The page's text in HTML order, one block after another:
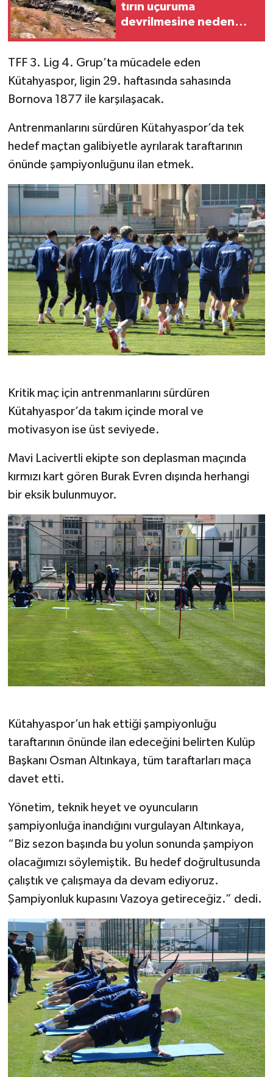
tırın uçuruma
devrilmesine neden
TFF 3. Lig 4. Grup’ta mücadele eden
Kütahyaspor, ligin 29. haftasında sahasında
Bornova 1877 ile karşılaşacak.
Antrenmanlarını sürdüren Kütahyaspor’da tek
hedef maçtan galibiyetle ayrılarak taraftarının
önünde şampiyonluğunu ilan etmek.
Kritik maç için antrenmanlarını sürdüren
Kütahyaspor’da takım içinde moral ve
motivasyon ise üst seviyede.
Mavi Lacivertli ekipte son deplasman maçında
kırmızı kart gören Burak Evren dışında herhangi
bir eksik bulunmuyor.
Kütahyaspor’un hak ettiği şampiyonluğu
taraftarının önünde ilan edeceğini belirten Kulüp
Başkanı Osman Altınkaya, tüm taraftarları maça
davet etti.
Yönetim, teknik heyet ve oyuncuların
şampiyonluğa inandığını vurgulayan Altınkaya,
“Biz sezon başında bu yolun sonunda şampiyon
olacağımızı söylemiştik. Bu hedef doğrultusunda
çalıştık ve çalışmaya da devam ediyoruz.
Şampiyonluk kupasını Vazoya getireceğiz.” dedi.
İlçeler
Köşe Yazıları
Kültür Sanat
Kütahya
Otomobil
Pazarlar
Politika
Resmi İlan
Rüya Tabirleri
Sağlık
Şaphane
Simav
Siyaset
Tavşanlı
Türkiye
Video Galeri
Yaşam
Yemek Tarifleri